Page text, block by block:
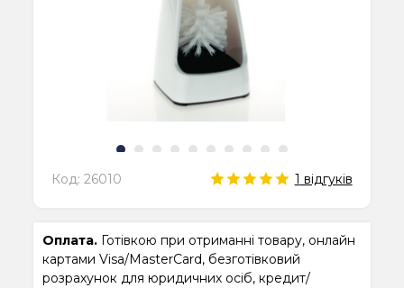
Код:26010 1 відгуків
Оплата. Готівкою при отриманні товару, онлайн
картами Visa/MasterCard, безготівковий
розрахунок для юридичних осіб, кредит/